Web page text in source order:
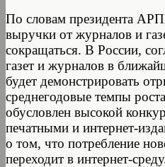
По словам президента
выручки от журналов и
сокращаться. В России,
газет и журналов в
будет демонстрировать
среднегодовые темпы
обусловлен высокой
печатными и интернет-
о том, что потребление
переходит в интернет-